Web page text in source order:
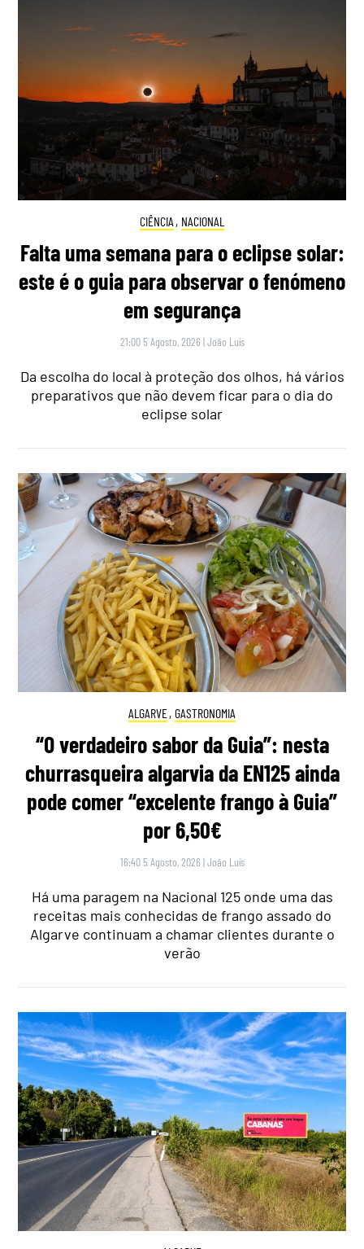
CIÊNCIA , NACIONAL
Falta uma semana para o eclipse solar:
este é o guia para observar o fenómeno
em segurança
21:00 5 Agosto, 2026 |João Luís
Da escolha do local à proteção dos olhos, há vários
preparativos que não devem ficar para o dia do
eclipse solar
ALGARVE, GASTRONOMIA
“O verdadeiro sabor da Guia”: nesta
churrasqueira algarvia da EN125 ainda
pode comer “excelente frango à Guia”
por 6,50€
16:40 5 Agosto, 2026 |João Luís
Há uma paragem na Nacional 125 onde uma das
receitas mais conhecidas de frango assado do
Algarve continuam a chamar clientes durante o
verão